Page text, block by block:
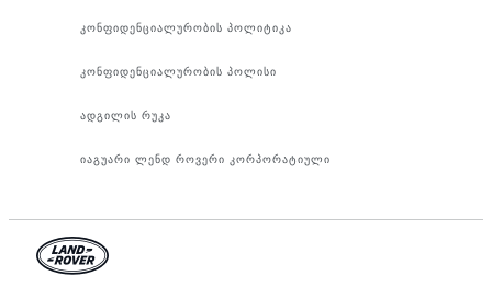
კონფიდენციალურობის პოლიტიკა
კონფიდენციალურობის პოლისი
ადგილის რუკა
იაგუარი ლენდ როვერი კორპორატიული